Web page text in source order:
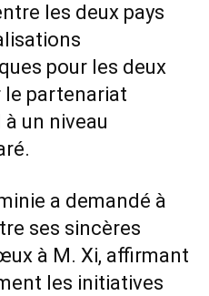
les deux pays
pour les deux
le partenariat
un niveau
a demandé à
ses sincères
à M. Xi, affirmant
les initiatives